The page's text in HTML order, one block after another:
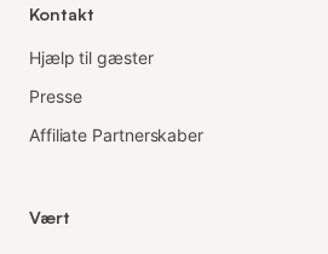
Kontakt
Hjælp til gæster
Presse
Affiliate Partnerskaber
Vært